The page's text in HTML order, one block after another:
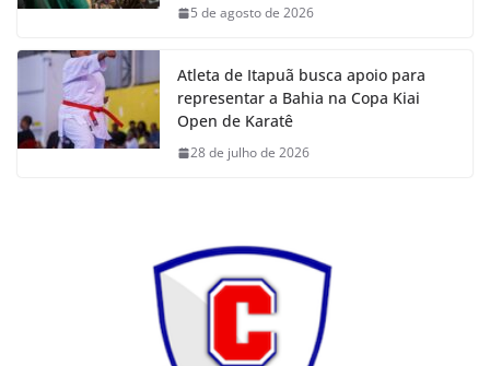
5 de agosto de 2026
Atleta de Itapuã busca apoio para
representar a Bahia na Copa Kiai
Open de Karatê
28 de julho de 2026